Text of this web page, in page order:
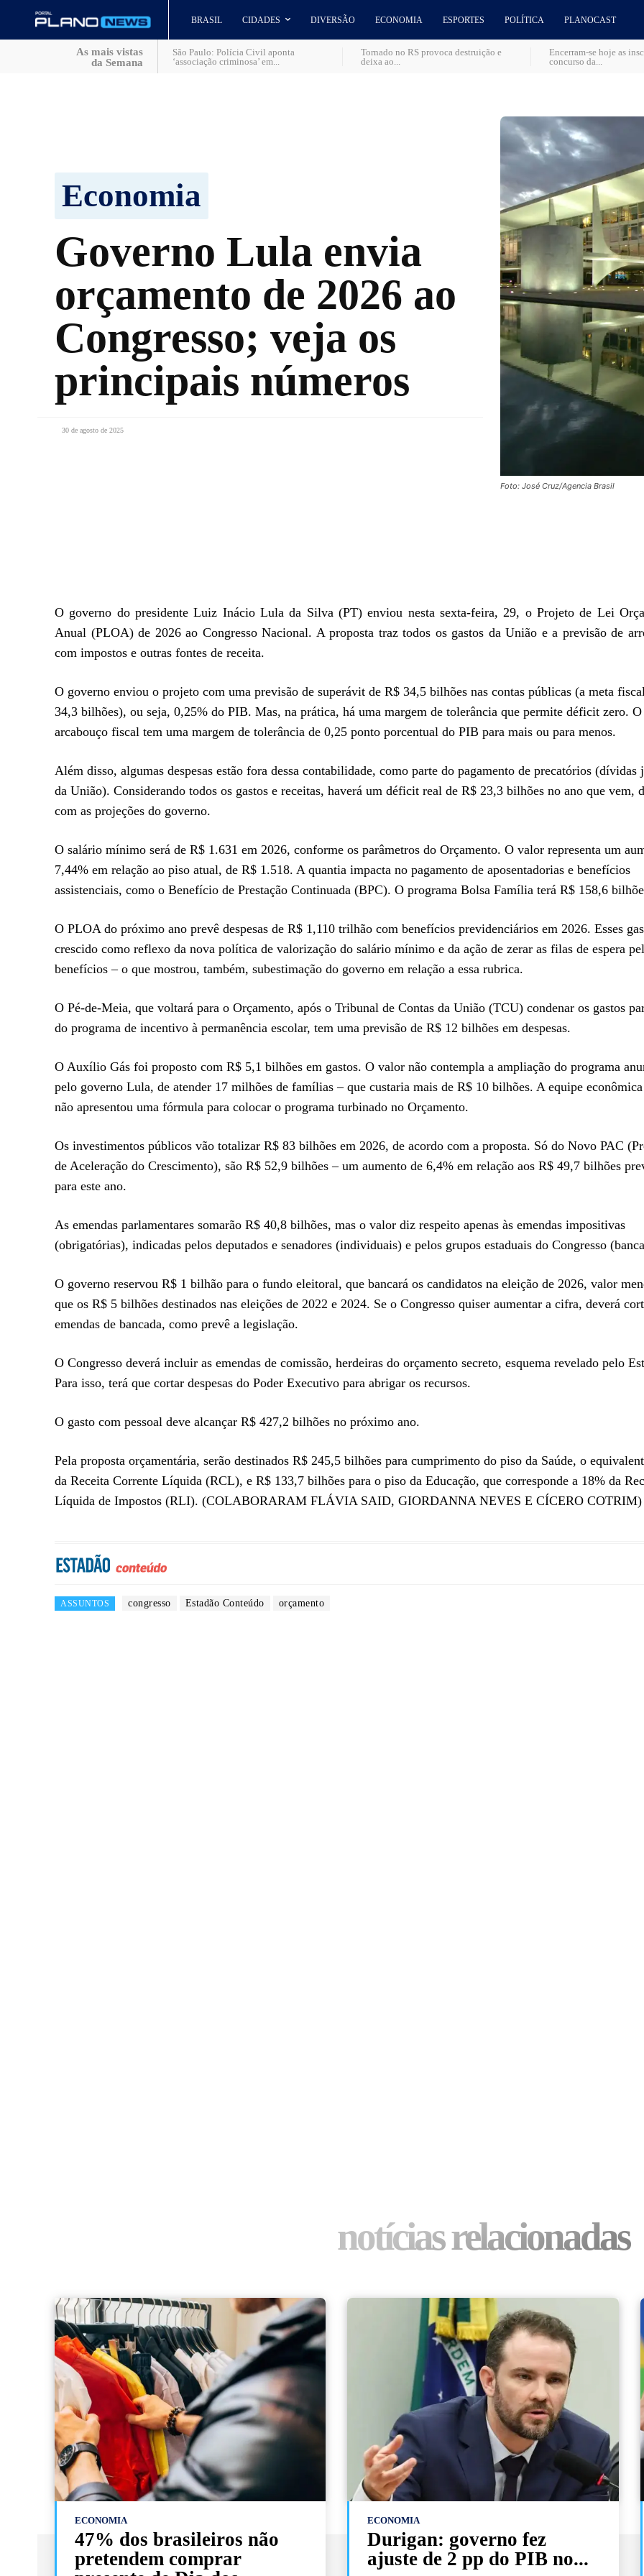
BRASIL CIDADES DIVERSÃO ECONOMIA ESPORTES POLÍTICA PLANOCAST
As mais vistas
da Semana
São Paulo: Polícia Civil aponta
‘associação criminosa’ em...
Tornado no RS provoca destruição e
deixa ao...
Encerram-se hoje as
concurso da...
Economia
Governo Lula envia
orçamento de 2026 ao
Congresso; veja os
principais números
30 de agosto de 2025
Foto: José Cruz/Agencia Brasil
O governo do presidente Luiz Inácio Lula da Silva (PT) enviou nesta sexta-feira, 29, o Projeto de Lei
Anual (PLOA) de 2026 ao Congresso Nacional. A proposta traz todos os gastos da União e a previsão de
com impostos e outras fontes de receita.
O governo enviou o projeto com uma previsão de superávit de R$ 34,5 bilhões nas contas públicas (a meta
34,3 bilhões), ou seja, 0,25% do PIB. Mas, na prática, há uma margem de tolerância que permite déficit zero. O
arcabouço fiscal tem uma margem de tolerância de 0,25 ponto porcentual do PIB para mais ou para menos.
Além disso, algumas despesas estão fora dessa contabilidade, como parte do pagamento de precatórios (dívidas
da União). Considerando todos os gastos e receitas, haverá um déficit real de R$ 23,3 bilhões no ano que vem,
com as projeções do governo.
O salário mínimo será de R$ 1.631 em 2026, conforme os parâmetros do Orçamento. O valor representa um
7,44% em relação ao piso atual, de R$ 1.518. A quantia impacta no pagamento de aposentadorias e benefícios
assistenciais, como o Benefício de Prestação Continuada (BPC). O programa Bolsa Família terá R$ 158,6
O PLOA do próximo ano prevê despesas de R$ 1,110 trilhão com benefícios previdenciários em 2026. Esses
crescido como reflexo da nova política de valorização do salário mínimo e da ação de zerar as filas de espera
benefícios – o que mostrou, também, subestimação do governo em relação a essa rubrica.
O Pé-de-Meia, que voltará para o Orçamento, após o Tribunal de Contas da União (TCU) condenar os gastos
do programa de incentivo à permanência escolar, tem uma previsão de R$ 12 bilhões em despesas.
O Auxílio Gás foi proposto com R$ 5,1 bilhões em gastos. O valor não contempla a ampliação do programa
pelo governo Lula, de atender 17 milhões de famílias – que custaria mais de R$ 10 bilhões. A equipe
não apresentou uma fórmula para colocar o programa turbinado no Orçamento.
Os investimentos públicos vão totalizar R$ 83 bilhões em 2026, de acordo com a proposta. Só do Novo PAC
de Aceleração do Crescimento), são R$ 52,9 bilhões – um aumento de 6,4% em relação aos R$ 49,7 bilhões
para este ano.
As emendas parlamentares somarão R$ 40,8 bilhões, mas o valor diz respeito apenas às emendas impositivas
(obrigatórias), indicadas pelos deputados e senadores (individuais) e pelos grupos estaduais do Congresso
O governo reservou R$ 1 bilhão para o fundo eleitoral, que bancará os candidatos na eleição de 2026, valor
que os R$ 5 bilhões destinados nas eleições de 2022 e 2024. Se o Congresso quiser aumentar a cifra, deverá
emendas de bancada, como prevê a legislação.
O Congresso deverá incluir as emendas de comissão, herdeiras do orçamento secreto, esquema revelado pelo
Para isso, terá que cortar despesas do Poder Executivo para abrigar os recursos.
O gasto com pessoal deve alcançar R$ 427,2 bilhões no próximo ano.
Pela proposta orçamentária, serão destinados R$ 245,5 bilhões para cumprimento do piso da Saúde, o
da Receita Corrente Líquida (RCL), e R$ 133,7 bilhões para o piso da Educação, que corresponde a 18% da
Líquida de Impostos (RLI). (COLABORARAM FLÁVIA SAID, GIORDANNA NEVES E CÍCERO COTRIM)
ASSUNTOS congresso Estadão Conteúdo orçamento
notícias relacionadas
ECONOMIA
47% dos brasileiros não
pretendem comprar
ECONOMIA
Durigan: governo fez
ajuste de 2 pp do PIB no...